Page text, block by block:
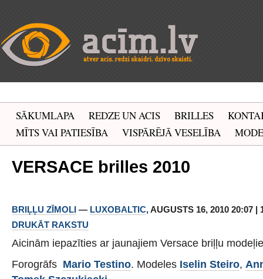
SĀKUMLAPA REDZE UN ACIS BRILLES
MĪTS VAI PATIESĪBA
VISPĀRĒJĀ VESELĪBA MODE
VERSACE brilles 2010
BRIĻĻU ZĪMOLI — LUXOBALTIC, AUGUSTS 16, 2010 20:07 |
DRUKĀT RAKSTU
Aicinām iepazīties ar jaunajiem Versace briļļu
Forogrāfs Mario Testino. Modeles Iselin Steiro,